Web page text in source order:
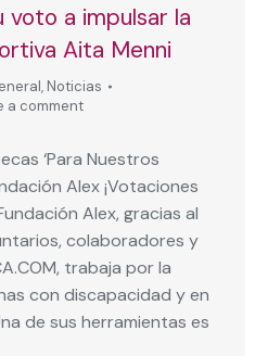
a impulsar la
Aita Menni
, Noticias
a comment
‘Para Nuestros
Alex ¡Votaciones
Alex, gracias al
colaboradores y
trabaja por la
con discapacidad y en
de sus herramientas es